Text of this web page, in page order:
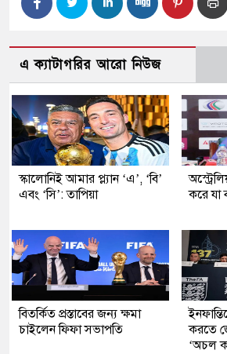
এ ক্যাটাগরির আরো নিউজ
স্কালোনিই আমার প্ল্যান ‘এ’, ‘বি’
এবং ‘সি’: তাপিয়া
করে যা
বিতর্কিত প্রস্তাবের জন্য ক্ষমা
চাইলেন ফিফা সভাপতি
করতে
‘অচল